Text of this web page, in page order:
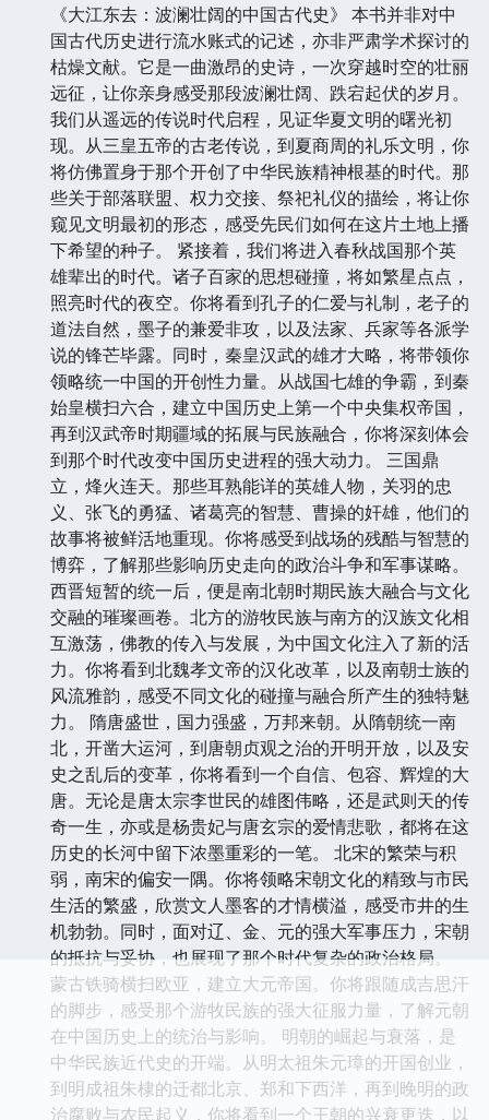
《大江东去：波澜壮阔的中国古代史》 本书并非对中
国古代历史进行流水账式的记述，亦非严肃学术探讨的
枯燥文献。它是一曲激昂的史诗，一次穿越时空的壮丽
远征，让你亲身感受那段波澜壮阔、跌宕起伏的岁月。
我们从遥远的传说时代启程，见证华夏文明的曙光初
现。从三皇五帝的古老传说，到夏商周的礼乐文明，你
将仿佛置身于那个开创了中华民族精神根基的时代。那
些关于部落联盟、权力交接、祭祀礼仪的描绘，将让你
窥见文明最初的形态，感受先民们如何在这片土地上播
下希望的种子。 紧接着，我们将进入春秋战国那个英
雄辈出的时代。诸子百家的思想碰撞，将如繁星点点，
照亮时代的夜空。你将看到孔子的仁爱与礼制，老子的
道法自然，墨子的兼爱非攻，以及法家、兵家等各派学
说的锋芒毕露。同时，秦皇汉武的雄才大略，将带领你
领略统一中国的开创性力量。从战国七雄的争霸，到秦
始皇横扫六合，建立中国历史上第一个中央集权帝国，
再到汉武帝时期疆域的拓展与民族融合，你将深刻体会
到那个时代改变中国历史进程的强大动力。 三国鼎
立，烽火连天。那些耳熟能详的英雄人物，关羽的忠
义、张飞的勇猛、诸葛亮的智慧、曹操的奸雄，他们的
故事将被鲜活地重现。你将感受到战场的残酷与智慧的
博弈，了解那些影响历史走向的政治斗争和军事谋略。
西晋短暂的统一后，便是南北朝时期民族大融合与文化
交融的璀璨画卷。北方的游牧民族与南方的汉族文化相
互激荡，佛教的传入与发展，为中国文化注入了新的活
力。你将看到北魏孝文帝的汉化改革，以及南朝士族的
风流雅韵，感受不同文化的碰撞与融合所产生的独特魅
力。 隋唐盛世，国力强盛，万邦来朝。从隋朝统一南
北，开凿大运河，到唐朝贞观之治的开明开放，以及安
史之乱后的变革，你将看到一个自信、包容、辉煌的大
唐。无论是唐太宗李世民的雄图伟略，还是武则天的传
奇一生，亦或是杨贵妃与唐玄宗的爱情悲歌，都将在这
历史的长河中留下浓墨重彩的一笔。 北宋的繁荣与积
弱，南宋的偏安一隅。你将领略宋朝文化的精致与市民
生活的繁盛，欣赏文人墨客的才情横溢，感受市井的生
机勃勃。同时，面对辽、金、元的强大军事压力，宋朝
的抵抗与妥协，也展现了那个时代复杂的政治格局。
蒙古铁骑横扫欧亚，建立大元帝国。你将跟随成吉思汗
的脚步，感受那个游牧民族的强大征服力量，了解元朝
在中国历史上的统治与影响。 明朝的崛起与衰落，是
中华民族近代史的开端。从明太祖朱元璋的开国创业，
到明成祖朱棣的迁都北京、郑和下西洋，再到晚明的政
治腐败与农民起义，你将看到一个王朝的兴衰更迭，以